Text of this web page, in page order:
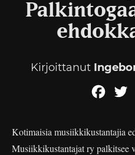
Kirjoittanut
Kotimaisia musiikkikustantajia
Musiikkikustantajat ry palkitsee